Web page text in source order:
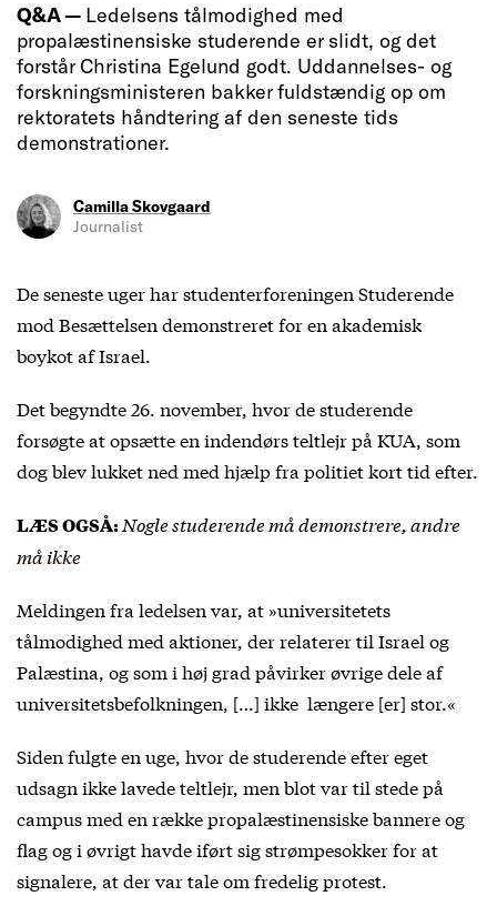
Q&A — Ledelsens tålmodighed med
propalæstinensiske studerende er slidt, og det
forstår Christina Egelund godt. Uddannelses- og
forskningsministeren bakker fuldstændig op om
rektoratets håndtering af den seneste tids
demonstrationer.
Camilla Skovgaard
Journalist
De seneste uger har studenterforeningen Studerende
mod Besættelsen demonstreret for en akademisk
boykot af Israel.
Det begyndte 26. november, hvor de studerende
forsøgte at opsætte en indendørs teltlejr på KUA, som
dog blev lukket ned med hjælp fra politiet kort tid efter.
LÆS OGSÅ: Nogle studerende må demonstrere, andre
må ikke
Meldingen fra ledelsen var, at »universitetets
tålmodighed med aktioner, der relaterer til Israel og
Palæstina, og som i høj grad påvirker øvrige dele af
universitetsbefolkningen, […] ikke længere [er] stor.«
Siden fulgte en uge, hvor de studerende efter eget
udsagn ikke lavede teltlejr, men blot var til stede på
campus med en række propalæstinensiske bannere og
flag og i øvrigt havde iført sig strømpesokker for at
signalere, at der var tale om fredelig protest.